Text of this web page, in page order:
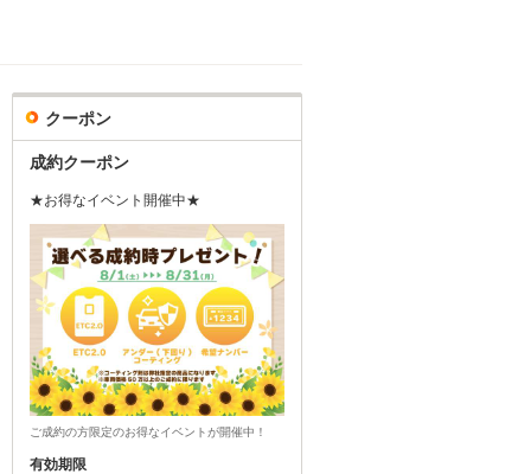
クーポン
成約クーポン
★お得なイベント開催中★
ご成約の方限定のお得なイベントが開催中！
有効期限